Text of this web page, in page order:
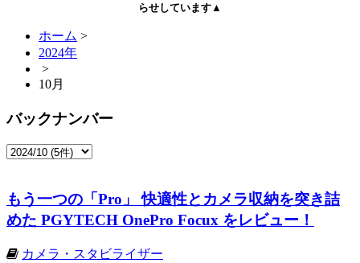
らせしています▲
ホーム >
2024年
>
10月
バックナンバー
もう一つの「Pro」 快適性とカメラ収納を突き詰
めた PGYTECH OnePro Focux をレビュー！
カメラ・スタビライザー